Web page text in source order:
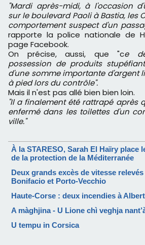
"Mardi après-midi, à l'occasion d'un contrôle routier
sur le boulevard Paoli à Bastia, les
comportement suspect d'un
rapporte la police nationale de
page Facebook.
On précise, aussi, que "ce
possession de produits
d'une somme importante d'argent
à pied lors du contrôle".
Mais il n'est pas allé bien bien loin.
"Il a finalement été rattrapé après
enfermé dans les toilettes d'un
ville."
À la STARESO, Sarah El Haïry place
de la protection de la Méditerranée
Deux grands excès de vitesse
Bonifacio et Porto-Vecchio
Haute-Corse : deux incendies à
A màghjina - U Lione chì veghja
U tempu in Corsica